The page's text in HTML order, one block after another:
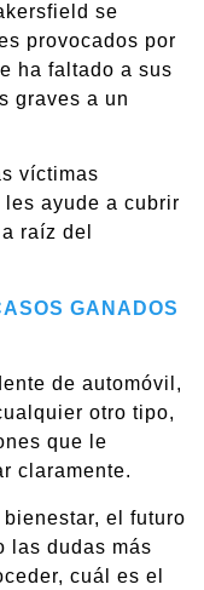
se
provocados por
ha faltado a sus
graves a un
víctimas
ayude a cubrir
raíz del
GANADOS
de automóvil,
otro tipo,
que le
claramente.
el futuro
las dudas más
cuál es el